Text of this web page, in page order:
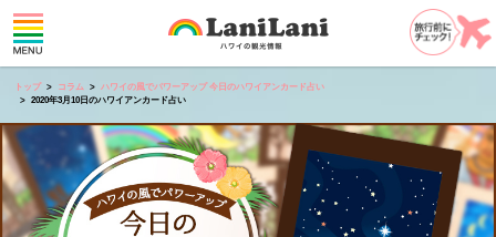
トップ コラム
ハワイの風でパワーアップ 今日のハワイアンカード占い
2020年3月10日のハワイアンカード占い